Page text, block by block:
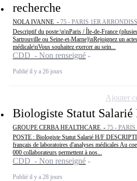
recherche
NOLA IVANNE - 75 - PARIS 1ER
Descriptif du poste:\n\nParis / Île-de-France
Sartrouville ou Seine-et-Marne)\nRejoignez un
médicale\nVous souhaitez exercer au sein...
CDD - Non renseigné
Publié il y a 26 jours
Biologiste Statut Salarié
GROUPE CERBA HEALTHCARE - 75 -
POSTE : Biologiste Statut Salarié H/F
français de laboratoires d'analyses médicales Au
000 collaborateurs permettent à nos...
CDD - Non renseigné
Publié il y a 28 jours
Ajouter